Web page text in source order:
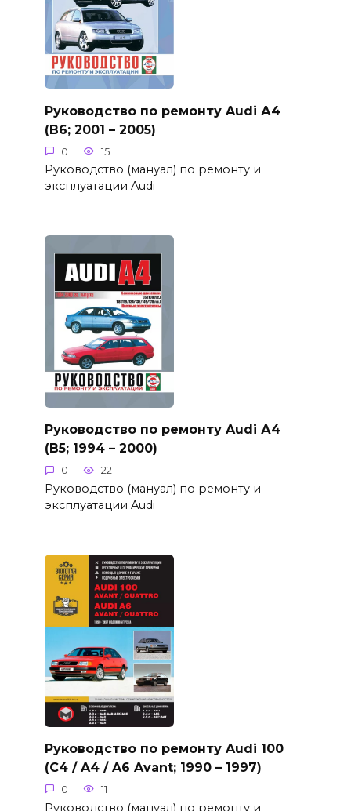
Руководство по ремонту Audi А4
(B6; 2001 – 2005)
0 15
Руководство (мануал) по ремонту и
эксплуатации Audi
Руководство по ремонту Audi А4
(B5; 1994 – 2000)
0 22
Руководство (мануал) по ремонту и
эксплуатации Audi
Руководство по ремонту Audi 100
(C4 / A4 / A6 Avant; 1990 – 1997)
0 11
Руководство (мануал) по ремонту и